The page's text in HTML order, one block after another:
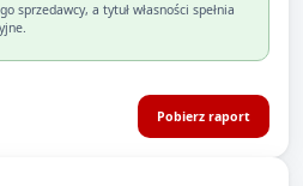
sprzedawcy, a tytuł własności spełnia
Pobierz raport